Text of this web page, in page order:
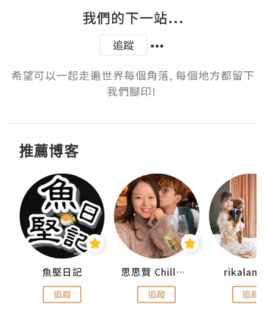
我們的下一站...
追蹤
希望可以一起走遍世界每個角落, 每個地方都留下
我們腳印!
推薦博客
魚堅日記
追蹤
思思賢 ChillMyBabe
追蹤 追蹤